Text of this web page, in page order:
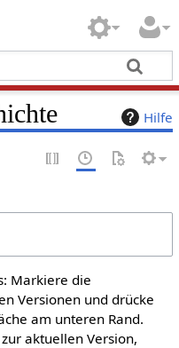
Hilfe
Markiere die
Versionen und drücke
am unteren Rand.
aktuellen Version,